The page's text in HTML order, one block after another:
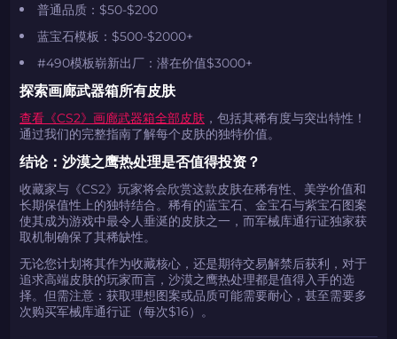
普通品质：$50-$200
蓝宝石模板：$500-$2000+
#490模板崭新出厂：潜在价值$3000+
探索画廊武器箱所有皮肤
查看《CS2》画廊武器箱全部皮肤 ，包括其稀有度与突出特性！
通过我们的完整指南了解每个皮肤的独特价值。
结论：沙漠之鹰热处理是否值得投资？
收藏家与《CS2》玩家将会欣赏这款皮肤在稀有性、美学价值和
长期保值性上的独特结合。稀有的蓝宝石、金宝石与紫宝石图案
使其成为游戏中最令人垂涎的皮肤之一，而军械库通行证独家获
取机制确保了其稀缺性。
无论您计划将其作为收藏核心，还是期待交易解禁后获利，对于
追求高端皮肤的玩家而言，沙漠之鹰热处理都是值得入手的选
择。但需注意：获取理想图案或品质可能需要耐心，甚至需要多
次购买军械库通行证（每次$16）。